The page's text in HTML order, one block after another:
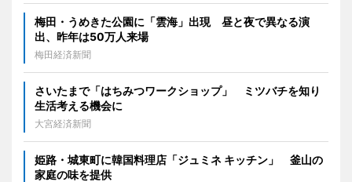
梅田・うめきた公園に「雲海」出現 昼と夜で異なる演
出、昨年は50万人来場
梅田経済新聞
さいたまで「はちみつワークショップ」 ミツバチを知り
生活考える機会に
大宮経済新聞
姫路・城東町に韓国料理店「ジュミネ キッチン」 釜山の
家庭の味を提供